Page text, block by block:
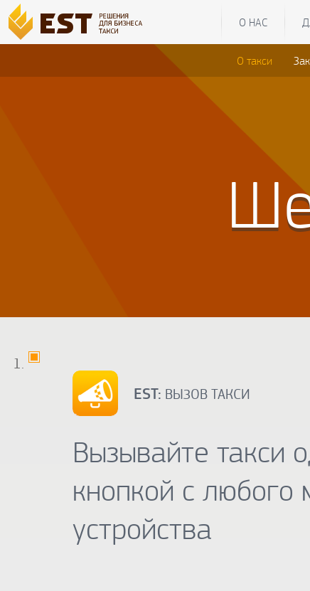
О НАС
О такси
EST: ВЫЗОВ ТАКСИ
Вызывайте такси
кнопкой с любого
устройства